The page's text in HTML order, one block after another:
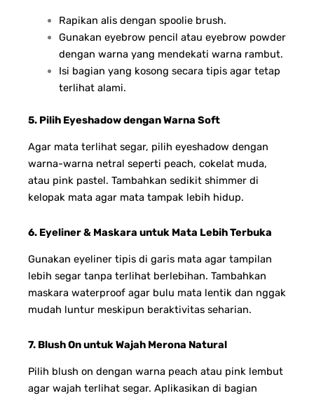
Rapikan alis dengan spoolie brush.
Gunakan eyebrow pencil atau eyebrow powder
dengan warna yang mendekati warna rambut.
Isi bagian yang kosong secara tipis agar tetap
terlihat alami.
5. Pilih Eyeshadow dengan Warna Soft
Agar mata terlihat segar, pilih eyeshadow dengan
warna-warna netral seperti peach, cokelat muda,
atau pink pastel. Tambahkan sedikit shimmer di
kelopak mata agar mata tampak lebih hidup.
6. Eyeliner & Maskara untuk Mata Lebih Terbuka
Gunakan eyeliner tipis di garis mata agar tampilan
lebih segar tanpa terlihat berlebihan. Tambahkan
maskara waterproof agar bulu mata lentik dan nggak
mudah luntur meskipun beraktivitas seharian.
7. Blush On untuk Wajah Merona Natural
Pilih blush on dengan warna peach atau pink lembut
agar wajah terlihat segar. Aplikasikan di bagian